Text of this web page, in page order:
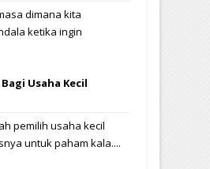
dimana kita
ketika ingin
Usaha Kecil
pemilih usaha kecil
untuk paham kala....